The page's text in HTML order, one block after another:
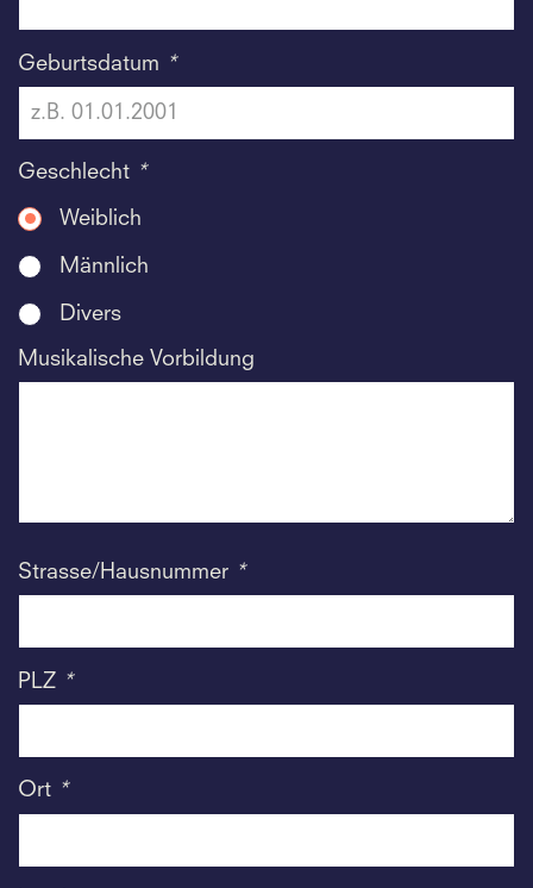
Geburtsdatum *
Geschlecht *
Weiblich
Männlich
Divers
Musikalische Vorbildung
Strasse/Hausnummer *
PLZ *
Ort *